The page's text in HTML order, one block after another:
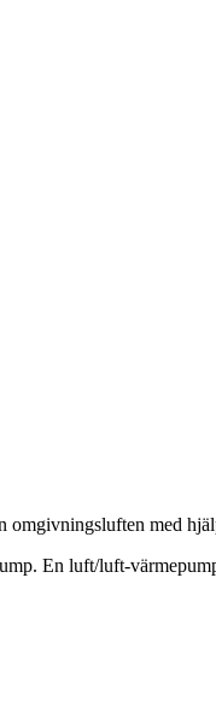
omgivningsluften med
En luft/luft-